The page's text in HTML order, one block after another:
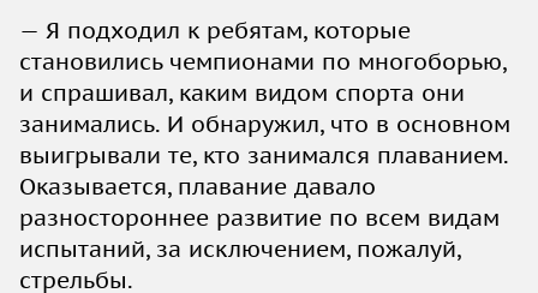
— Я подходил к ребятам, которые
становились чемпионами по многоборью,
и спрашивал, каким видом спорта они
занимались. И обнаружил, что в основном
выигрывали те, кто занимался плаванием.
Оказывается, плавание давало
разностороннее развитие по всем видам
испытаний, за исключением, пожалуй,
стрельбы.